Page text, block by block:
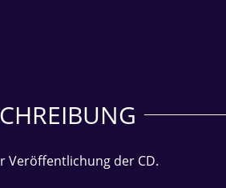
Veröffentlichung der CD.